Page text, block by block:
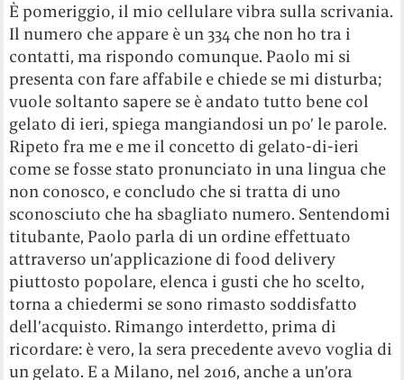
È pomeriggio, il mio cellulare vibra sulla scrivania.
Il numero che appare è un 334 che non ho tra i
contatti, ma rispondo comunque. Paolo mi si
presenta con fare affabile e chiede se mi disturba;
vuole soltanto sapere se è andato tutto bene col
gelato di ieri, spiega mangiandosi un po’ le parole.
Ripeto fra me e me il concetto di gelato-di-ieri
come se fosse stato pronunciato in una lingua che
non conosco, e concludo che si tratta di uno
sconosciuto che ha sbagliato numero. Sentendomi
titubante, Paolo parla di un ordine effettuato
attraverso un’applicazione di food delivery
piuttosto popolare, elenca i gusti che ho scelto,
torna a chiedermi se sono rimasto soddisfatto
dell’acquisto. Rimango interdetto, prima di
ricordare: è vero, la sera precedente avevo voglia di
un gelato. E a Milano, nel 2016, anche a un’ora